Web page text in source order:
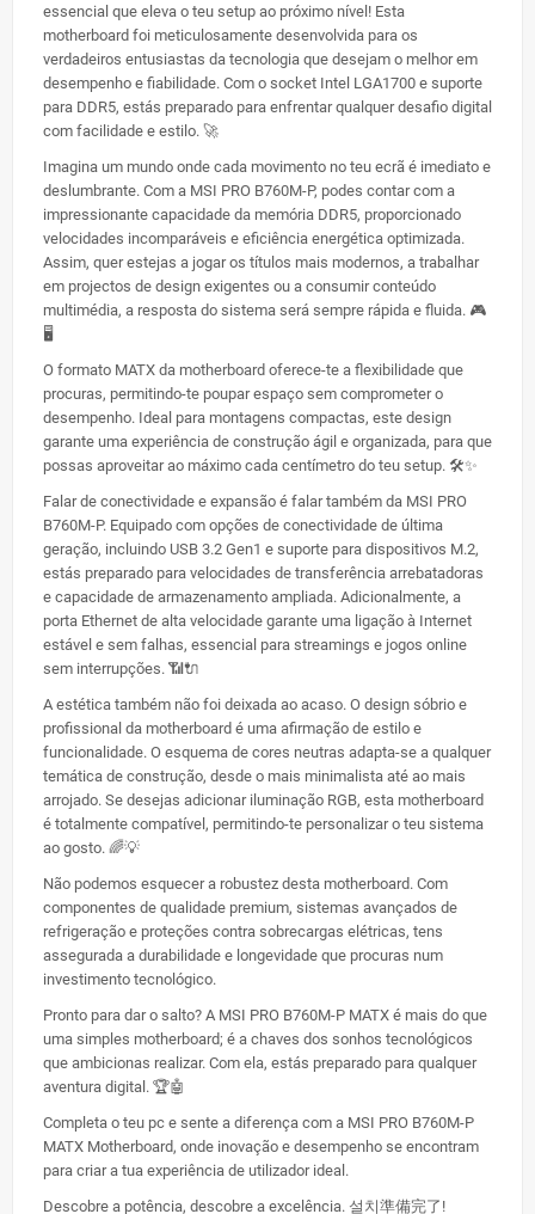
essencial que eleva o teu setup ao próximo nível! Esta
motherboard foi meticulosamente desenvolvida para os
verdadeiros entusiastas da tecnologia que desejam o melhor em
desempenho e fiabilidade. Com o socket Intel LGA1700 e suporte
para DDR5, estás preparado para enfrentar qualquer desafio digital
com facilidade e estilo. 🚀
Imagina um mundo onde cada movimento no teu ecrã é imediato e
deslumbrante. Com a MSI PRO B760M-P, podes contar com a
impressionante capacidade da memória DDR5, proporcionado
velocidades incomparáveis e eficiência energética optimizada.
Assim, quer estejas a jogar os títulos mais modernos, a trabalhar
em projectos de design exigentes ou a consumir conteúdo
multimédia, a resposta do sistema será sempre rápida e fluida. 🎮
🖥️
O formato MATX da motherboard oferece-te a flexibilidade que
procuras, permitindo-te poupar espaço sem comprometer o
desempenho. Ideal para montagens compactas, este design
garante uma experiência de construção ágil e organizada, para que
possas aproveitar ao máximo cada centímetro do teu setup. 🛠️✨
Falar de conectividade e expansão é falar também da MSI PRO
B760M-P. Equipado com opções de conectividade de última
geração, incluindo USB 3.2 Gen1 e suporte para dispositivos M.2,
estás preparado para velocidades de transferência arrebatadoras
e capacidade de armazenamento ampliada. Adicionalmente, a
porta Ethernet de alta velocidade garante uma ligação à Internet
estável e sem falhas, essencial para streamings e jogos online
sem interrupções. 📶🔌
A estética também não foi deixada ao acaso. O design sóbrio e
profissional da motherboard é uma afirmação de estilo e
funcionalidade. O esquema de cores neutras adapta-se a qualquer
temática de construção, desde o mais minimalista até ao mais
arrojado. Se desejas adicionar iluminação RGB, esta motherboard
é totalmente compatível, permitindo-te personalizar o teu sistema
ao gosto. 🌈💡
Não podemos esquecer a robustez desta motherboard. Com
componentes de qualidade premium, sistemas avançados de
refrigeração e proteções contra sobrecargas elétricas, tens
assegurada a durabilidade e longevidade que procuras num
investimento tecnológico.
Pronto para dar o salto? A MSI PRO B760M-P MATX é mais do que
uma simples motherboard; é a chaves dos sonhos tecnológicos
que ambicionas realizar. Com ela, estás preparado para qualquer
aventura digital. 🏆🤖
Completa o teu pc e sente a diferença com a MSI PRO B760M-P
MATX Motherboard, onde inovação e desempenho se encontram
para criar a tua experiência de utilizador ideal.
Descobre a potência, descobre a excelência. 설치準備完了!